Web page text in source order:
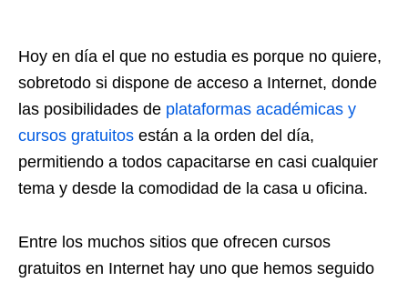
Hoy en día el que no estudia es porque no quiere,
sobretodo si dispone de acceso a Internet, donde
las posibilidades de plataformas académicas y
cursos gratuitos están a la orden del día,
permitiendo a todos capacitarse en casi cualquier
tema y desde la comodidad de la casa u oficina.
Entre los muchos sitios que ofrecen cursos
gratuitos en Internet hay uno que hemos seguido